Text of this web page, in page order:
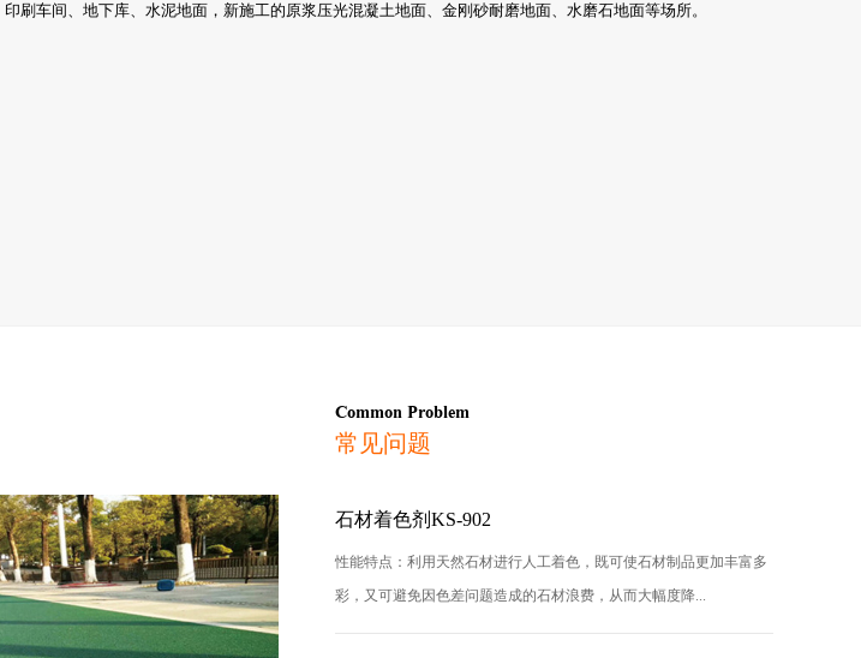
车间、地下库、水泥地面，新施工的原浆压光混凝土地面、金刚砂耐磨地面、水磨石地面等场所。
Common Problem
常见问题
石材着色剂KS-902
性能特点：利用天然石材进行人工着色，既可使石材制品更加丰富多
彩，又可避免因色差问题造成的石材浪费，从而大幅度降...